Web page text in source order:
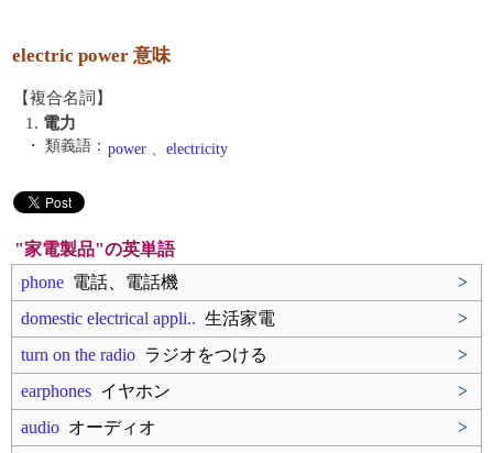
electric power 意味
【複合名詞】
1. 電力
・ 類義語： power 、 electricity
"家電製品"の英単語
phone 電話、電話機
>
domestic electrical appli.. 生活家電
>
turn on the radio ラジオをつける
>
earphones イヤホン
>
audio オーディオ
>